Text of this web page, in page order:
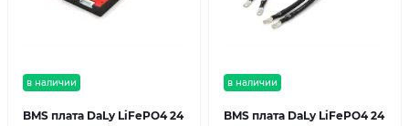
в наличии
BMS плата DaLy LiFePO4 24
в наличии
BMS плата DaLy LiFePO4 24